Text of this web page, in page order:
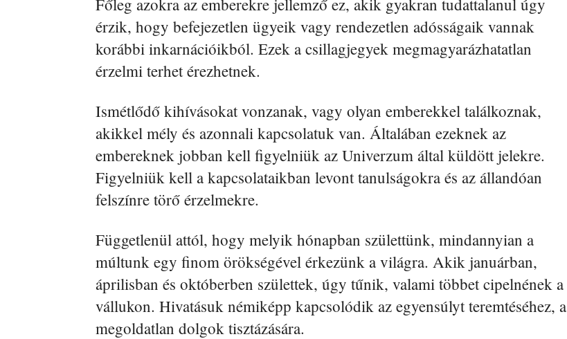
érzik, hogy befejezetlen ügyeik vagy rendezetlen adósságaik vannak
korábbi inkarnációikból. Ezek a csillagjegyek megmagyarázhatatlan
érzelmi terhet érezhetnek.
Ismétlődő kihívásokat vonzanak, vagy olyan emberekkel találkoznak,
akikkel mély és azonnali kapcsolatuk van. Általában ezeknek az
embereknek jobban kell figyelniük az Univerzum által küldött jelekre.
Figyelniük kell a kapcsolataikban levont tanulságokra és az állandóan
felszínre törő érzelmekre.
Függetlenül attól, hogy melyik hónapban születtünk, mindannyian a
múltunk egy finom örökségével érkezünk a világra. Akik januárban,
áprilisban és októberben születtek, úgy tűnik, valami többet cipelnének a
vállukon. Hivatásuk némiképp kapcsolódik az egyensúlyt teremtéséhez, a
megoldatlan dolgok tisztázására.